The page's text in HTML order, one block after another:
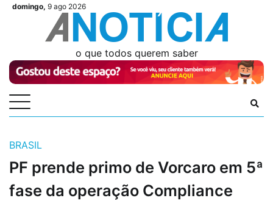
Skipdomingo, 9 ago 2026
Videos
Videos
Podcasts
Podcasts
Author
Author
LoginLogin
o que todos querem saber
BRASIL
PF prende primo de Vorcaro em 5ª
fase da operação Compliance